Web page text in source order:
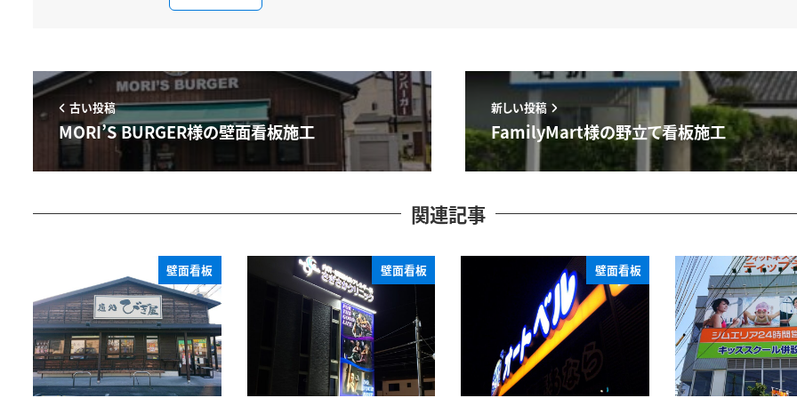
古い投稿
MORI’S BURGER様の壁面看板施工
新しい投稿
FamilyMart様の野立て看板施工
関連記事
壁面看板 壁面看板 壁面看板